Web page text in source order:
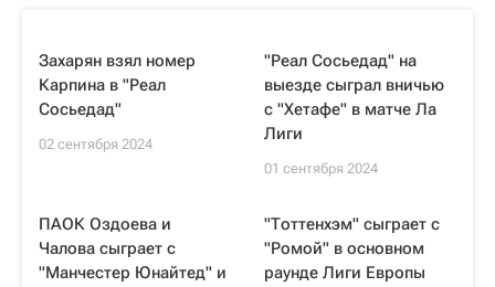
Захарян взял номер
Карпина в "Реал
Сосьедад"
02 сентября 2024
"Реал Сосьедад" на
выезде сыграл вничью
с "Хетафе" в матче Ла
Лиги
01 сентября 2024
ПАОК Оздоева и
Чалова сыграет с
"Манчестер Юнайтед" и
"Тоттенхэм" сыграет с
"Ромой" в основном
раунде Лиги Европы